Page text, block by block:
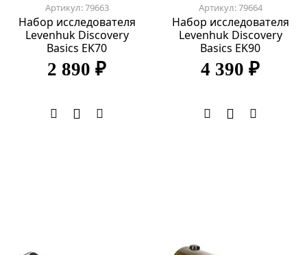
Артикул: 79663
Набор исследователя
Levenhuk Discovery
Basics EK70
2 890 ₽
Артикул: 79664
Набор исследователя
Levenhuk Discovery
Basics EK90
4 390 ₽